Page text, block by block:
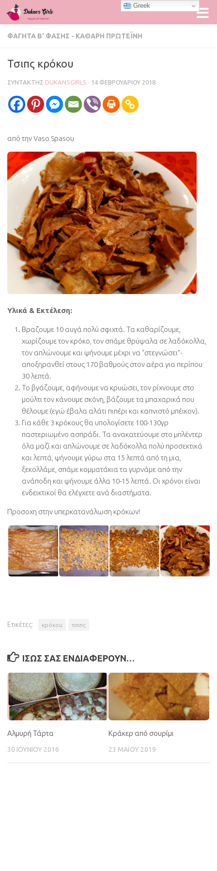
Skip to content
ΦΑΓΗΤΆ Β' ΦΆΣΗΣ - ΚΑΘΑΡΉ ΠΡΩΤΕΪ́ΝΗ
Τσιπς κρόκου
ΣΥΝΤΆΚΤΗΣ DUKANSGIRLS · 14 ΦΕΒΡΟΥΑΡΊΟΥ 2018
από την Vaso Spasou
Υλικά & Εκτέλεση:
Βραζουμε 10 αυγά πολύ σφιχτά. Τα καθαρίζουμε,
χωρίζουμε τον κρόκο, τον σπάμε θρύψαλα σε λαδόκολλα,
τον απλώνουμε και ψήνουμε μέχρι να “στεγνώσει”-
αποξηρανθεί στους 170 βαθμούς στον αέρα για περίπου
30 λεπτά.
Το βγάζουμε, αφήνουμε να κρυώσει, τον ρίχνουμε στο
μούλτι τον κάνουμε σκόνη, βάζουμε τα μπαχαρικά που
θέλουμε (εγώ έβαλα αλάτι πιπέρι και καπνιστό μπέικον).
Για κάθε 3 κρόκους θα υπολογίσετε 100-130γρ
παστεριωμένο ασπράδι. Τα ανακατεύουμε στο μπλέντερ
όλα μαζί και απλώνουμε σε λαδόκολλα πολύ προσεκτικά
και λεπτά, ψήνουμε γύρω στα 15 λεπτά από τη μια,
ξεκολλάμε, σπάμε κομματάκια τα γυρνάμε από την
ανάποδη και ψήνουμε άλλα 10-15 λεπτά. Οι χρόνοι είναι
ενδεικτικοί θα ελέγχετε ανά διαστήματα.
Προσοχη στην υπερκατανάλωση κρόκων!
Ετικέτες: κρόκου τσιπς
ΊΣΩΣ ΣΑΣ ΕΝΔΙΑΦΈΡΟΥΝ…
Αλμυρή Τάρτα
30 ΙΟΥΝΊΟΥ 2016
Κράκερ από σουρίμι
23 ΜΑΪ́ΟΥ 2019
Greek